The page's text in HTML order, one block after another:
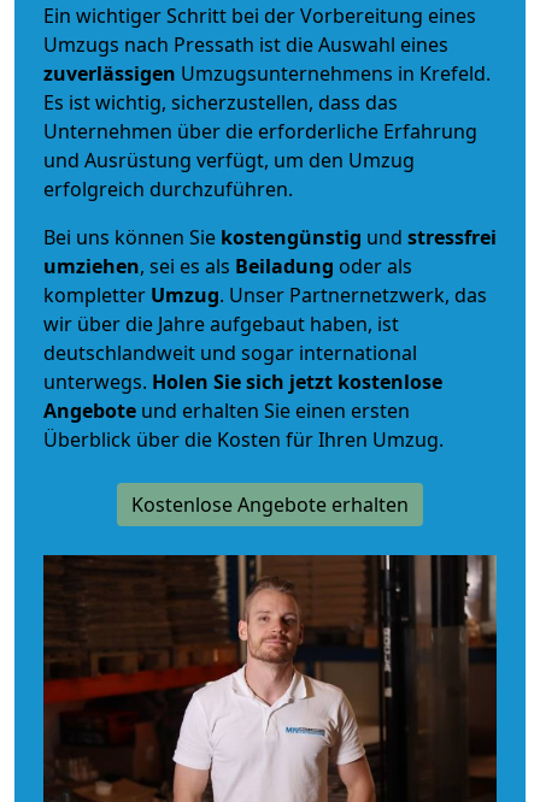
Ein wichtiger Schritt bei der Vorbereitung eines
Umzugs nach Pressath ist die Auswahl eines
zuverlässigen Umzugsunternehmens in Krefeld.
Es ist wichtig, sicherzustellen, dass das
Unternehmen über die erforderliche Erfahrung
und Ausrüstung verfügt, um den Umzug
erfolgreich durchzuführen.
Bei uns können Sie kostengünstig und stressfrei
umziehen, sei es als Beiladung oder als
kompletter Umzug. Unser Partnernetzwerk, das
wir über die Jahre aufgebaut haben, ist
deutschlandweit und sogar international
unterwegs. Holen Sie sich jetzt kostenlose
Angebote und erhalten Sie einen ersten
Überblick über die Kosten für Ihren Umzug.
Kostenlose Angebote erhalten